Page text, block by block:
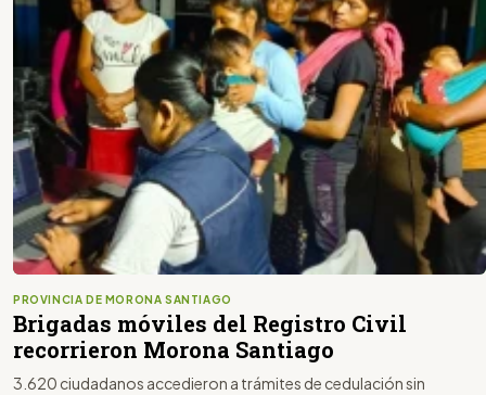
PROVINCIA DE MORONA SANTIAGO
Brigadas móviles del Registro Civil
recorrieron Morona Santiago
3.620 ciudadanos accedieron a trámites de cedulación sin